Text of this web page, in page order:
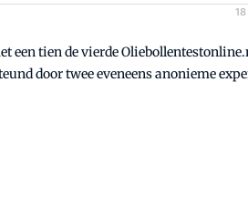
een tien de vierde
door twee eveneens anonieme